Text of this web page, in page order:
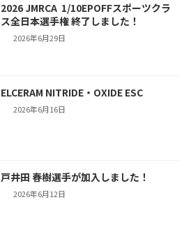
2026 JMRCA 1/10EPOFFスポーツクラ
ス全日本選手権 終了しました！
2026年6月29日
ELCERAM NITRIDE・OXIDE ESC
2026年6月16日
戸井田 春樹選手が加入しました！
2026年6月12日